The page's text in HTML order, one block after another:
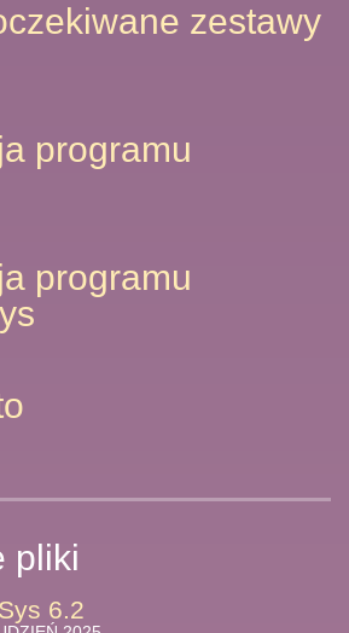
zestawy
programu
programu
pliki
6.2